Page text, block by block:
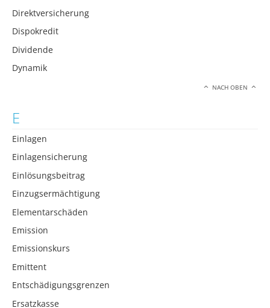
Direktversicherung
Dispokredit
Dividende
Dynamik
NACH OBEN
E
Einlagen
Einlagensicherung
Einlösungsbeitrag
Einzugsermächtigung
Elementarschäden
Emission
Emissionskurs
Emittent
Entschädigungsgrenzen
Ersatzkasse